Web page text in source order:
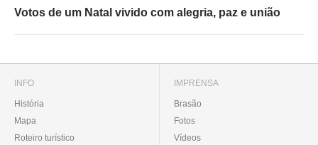
Votos de um Natal vivido com alegria, paz e união
INFO
História
Mapa
Roteiro turístico
IMPRENSA
Brasão
Fotos
Vídeos